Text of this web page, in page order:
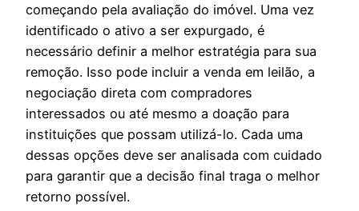
começando pela avaliação do imóvel. Uma vez
identificado o ativo a ser expurgado, é
necessário definir a melhor estratégia para sua
remoção. Isso pode incluir a venda em leilão, a
negociação direta com compradores
interessados ou até mesmo a doação para
instituições que possam utilizá-lo. Cada uma
dessas opções deve ser analisada com cuidado
para garantir que a decisão final traga o melhor
retorno possível.